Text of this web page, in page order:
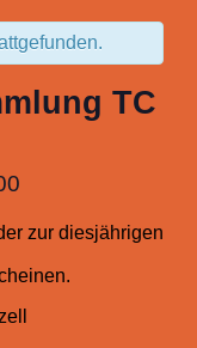
TC
zur diesjährigen